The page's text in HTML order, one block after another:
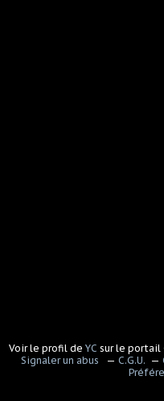
Voir le profil de YC sur le portail
Signaler un abus
C.G.U.